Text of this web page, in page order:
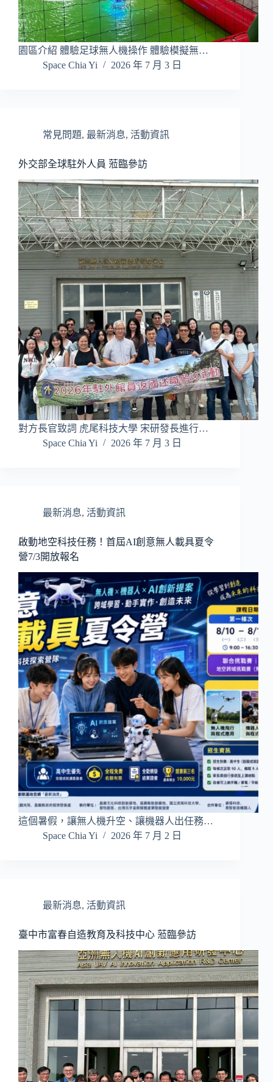
園區介紹 體驗足球無人機操作 體驗模擬無…
Space Chia Yi
2026 年 7 月 3 日
常見問題, 最新消息, 活動資訊
外交部全球駐外人員 蒞臨參訪
對方長官致詞 虎尾科技大學 宋研發長進行…
Space Chia Yi
2026 年 7 月 3 日
最新消息, 活動資訊
啟動地空科技任務！首屆AI創意無人載具夏令
營7/3開放報名
這個暑假，讓無人機升空、讓機器人出任務…
Space Chia Yi
2026 年 7 月 2 日
最新消息, 活動資訊
臺中市富春自造教育及科技中心 蒞臨參訪